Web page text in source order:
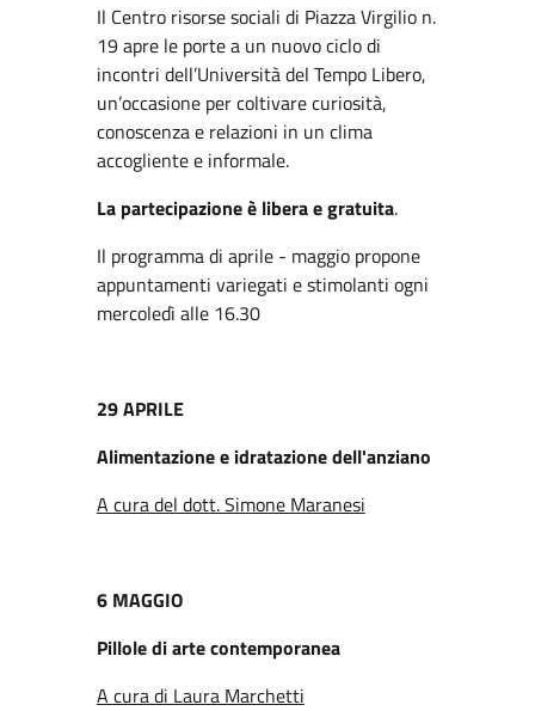
Il Centro risorse sociali di Piazza Virgilio n.
19 apre le porte a un nuovo ciclo di
incontri dell’Università del Tempo Libero,
un’occasione per coltivare curiosità,
conoscenza e relazioni in un clima
accogliente e informale.
La partecipazione è libera e gratuita.
Il programma di aprile - maggio propone
appuntamenti variegati e stimolanti ogni
mercoledì alle 16.30
29 APRILE
Alimentazione e idratazione dell'anziano
A cura del dott. Simone Maranesi
6 MAGGIO
Pillole di arte contemporanea
A cura di Laura Marchetti